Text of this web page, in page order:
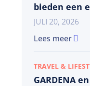
bieden een
JULI 20, 2026
Lees meer
TRAVEL &
GARDENA